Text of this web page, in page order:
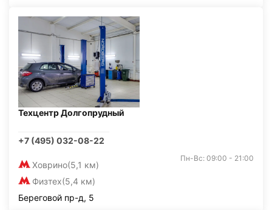
Техцентр Долгопрудный
+7 (495) 032-08-22
Ховрино(5,1 км)
Физтех(5,4 км)
Пн-Вс: 09:00 - 21:00
Береговой пр-д, 5